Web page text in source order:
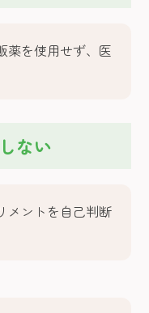
薬を使用せず、医
ない
メントを自己判断